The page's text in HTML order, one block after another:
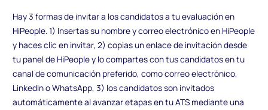
Hay 3 formas de invitar a los candidatos a tu evaluación en
HiPeople. 1) Insertas su nombre y correo electrónico en HiPeople
y haces clic en invitar, 2) copias un enlace de invitación desde
tu panel de HiPeople y lo compartes con tus candidatos en tu
canal de comunicación preferido, como correo electrónico,
LinkedIn o WhatsApp, 3) los candidatos son invitados
automáticamente al avanzar etapas en tu ATS mediante una